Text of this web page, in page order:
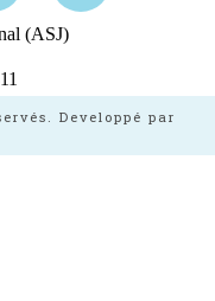
(ASJ)
Developpé par